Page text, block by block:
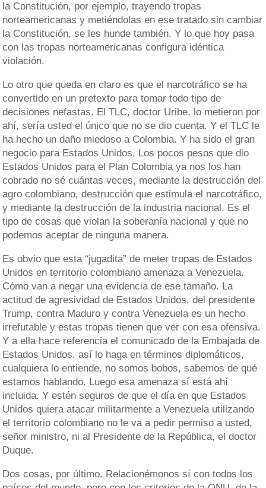
la Constitución, por ejemplo, trayendo tropas
norteamericanas y metiéndolas en ese tratado sin cambiar
la Constitución, se les hunde también. Y lo que hoy pasa
con las tropas norteamericanas configura idéntica
violación.
Lo otro que queda en claro es que el narcotráfico se ha
convertido en un pretexto para tomar todo tipo de
decisiones nefastas. El TLC, doctor Uribe, lo metieron por
ahí, sería usted el único que no se dio cuenta. Y el TLC le
ha hecho un daño miedoso a Colombia. Y ha sido el gran
negocio para Estados Unidos. Los pocos pesos que dio
Estados Unidos para el Plan Colombia ya nos los han
cobrado no sé cuántas veces, mediante la destrucción del
agro colombiano, destrucción que estimula el narcotráfico,
y mediante la destrucción de la industria nacional. Es el
tipo de cosas que violan la soberanía nacional y que no
podemos aceptar de ninguna manera.
Es obvio que esta “jugadita” de meter tropas de Estados
Unidos en territorio colombiano amenaza a Venezuela.
Cómo van a negar una evidencia de ese tamaño. La
actitud de agresividad de Estados Unidos, del presidente
Trump, contra Maduro y contra Venezuela es un hecho
irrefutable y estas tropas tienen que ver con esa ofensiva.
Y a ella hace referencia el comunicado de la Embajada de
Estados Unidos, así lo haga en términos diplomáticos,
cualquiera lo entiende, no somos bobos, sabemos de qué
estamos hablando. Luego esa amenaza sí está ahí
incluida. Y estén seguros de que el día en que Estados
Unidos quiera atacar militarmente a Venezuela utilizando
el territorio colombiano no le va a pedir permiso a usted,
señor ministro, ni al Presidente de la República, el doctor
Duque.
Dos cosas, por último. Relacionémonos sí con todos los